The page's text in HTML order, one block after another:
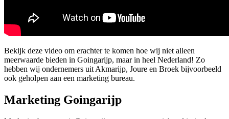
Bekijk deze video om erachter te komen hoe wij niet alleen
meerwaarde bieden in Goingarijp, maar in heel Nederland! Zo
hebben wij ondernemers uit Akmarijp, Joure en Broek bijvoorbeeld
ook geholpen aan een marketing bureau.
Marketing Goingarijp